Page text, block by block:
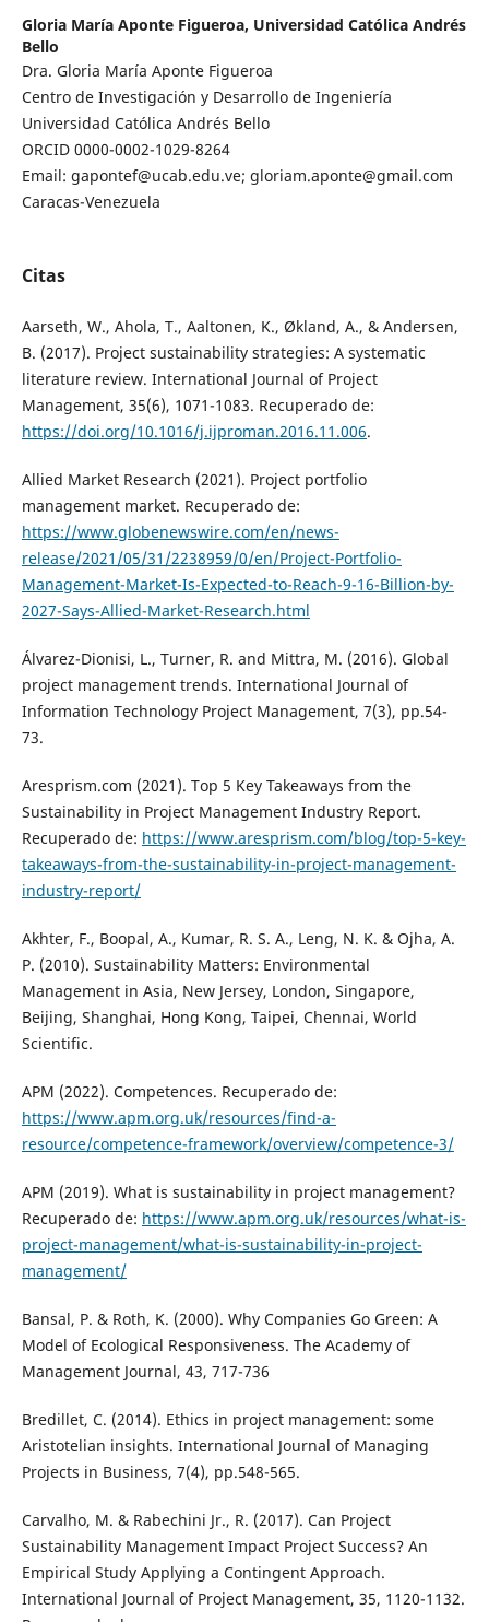
Gloria María Aponte Figueroa, Universidad Católica Andrés
Bello
Dra. Gloria María Aponte Figueroa
Centro de Investigación y Desarrollo de Ingeniería
Universidad Católica Andrés Bello
ORCID 0000-0002-1029-8264
Email: gapontef@ucab.edu.ve; gloriam.aponte@gmail.com
Caracas-Venezuela
Citas
Aarseth, W., Ahola, T., Aaltonen, K., Økland, A., & Andersen,
B. (2017). Project sustainability strategies: A systematic
literature review. International Journal of Project
Management, 35(6), 1071-1083. Recuperado de:
https://doi.org/10.1016/j.ijproman.2016.11.006.
Allied Market Research (2021). Project portfolio
management market. Recuperado de:
https://www.globenewswire.com/en/news-
release/2021/05/31/2238959/0/en/Project-Portfolio-
Management-Market-Is-Expected-to-Reach-9-16-Billion-by-
2027-Says-Allied-Market-Research.html
Álvarez-Dionisi, L., Turner, R. and Mittra, M. (2016). Global
project management trends. International Journal of
Information Technology Project Management, 7(3), pp.54-
73.
Aresprism.com (2021). Top 5 Key Takeaways from the
Sustainability in Project Management Industry Report.
Recuperado de: https://www.aresprism.com/blog/top-5-key-
takeaways-from-the-sustainability-in-project-management-
industry-report/
Akhter, F., Boopal, A., Kumar, R. S. A., Leng, N. K. & Ojha, A.
P. (2010). Sustainability Matters: Environmental
Management in Asia, New Jersey, London, Singapore,
Beijing, Shanghai, Hong Kong, Taipei, Chennai, World
Scientific.
APM (2022). Competences. Recuperado de:
https://www.apm.org.uk/resources/find-a-
resource/competence-framework/overview/competence-3/
APM (2019). What is sustainability in project management?
Recuperado de: https://www.apm.org.uk/resources/what-is-
project-management/what-is-sustainability-in-project-
management/
Bansal, P. & Roth, K. (2000). Why Companies Go Green: A
Model of Ecological Responsiveness. The Academy of
Management Journal, 43, 717-736
Bredillet, C. (2014). Ethics in project management: some
Aristotelian insights. International Journal of Managing
Projects in Business, 7(4), pp.548-565.
Carvalho, M. & Rabechini Jr., R. (2017). Can Project
Sustainability Management Impact Project Success? An
Empirical Study Applying a Contingent Approach.
International Journal of Project Management, 35, 1120-1132.